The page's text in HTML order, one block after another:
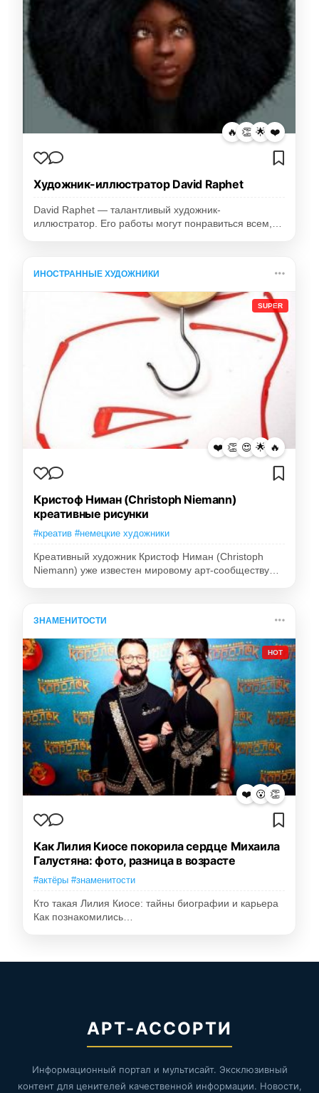
🔥 👏 🌟 ❤️
Художник-иллюстратор David Raphet
David Raphet — талантливый художник-
иллюстратор. Его работы могут понравиться всем,…
ИНОСТРАННЫЕ ХУДОЖНИКИ
SUPER
❤️ 👏 😍 🌟 🔥
Кристоф Ниман (Christoph Niemann)
креативные рисунки
#креатив #немецкие художники
Креативный художник Кристоф Ниман (Christoph
Niemann) уже известен мировому арт-сообществу…
ЗНАМЕНИТОСТИ
HOT
❤️ 😮 👏
Как Лилия Киосе покорила сердце Михаила
Галустяна: фото, разница в возрасте
#актёры #знаменитости
Кто такая Лилия Киосе: тайны биографии и карьера
Как познакомились…
АРТ-АССОРТИ
Информационный портал и мультисайт. Эксклюзивный
контент для ценителей качественной информации. Новости,